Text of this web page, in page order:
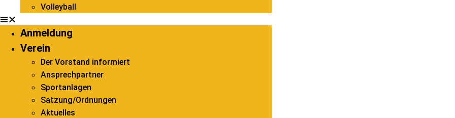
Volleyball
Anmeldung
Verein
Der Vorstand informiert
Ansprechpartner
Sportanlagen
Satzung/Ordnungen
Aktuelles